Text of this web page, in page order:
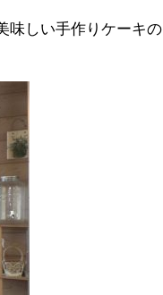
味しい手作りケーキの